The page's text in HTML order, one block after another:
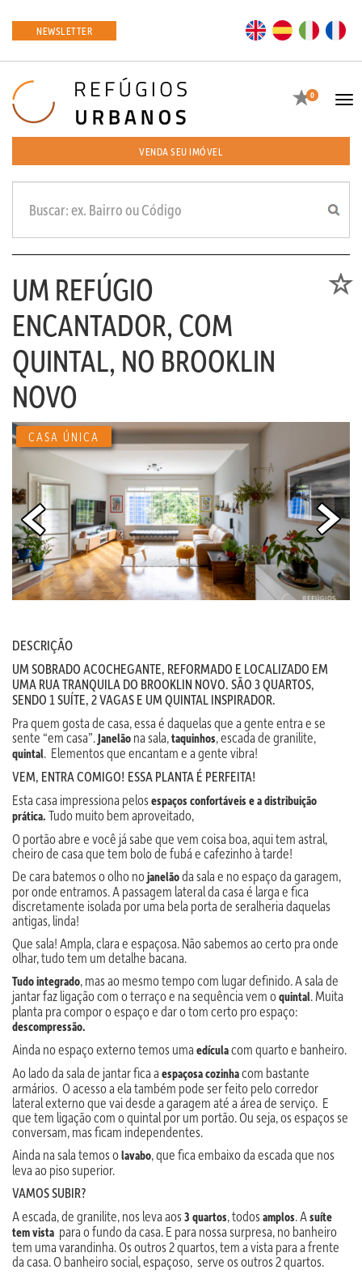
NEWSLETTER EN ES
Favoritos
0
VENDA SEU IMÓVEL
UM REFÚGIO
ENCANTADOR, COM
QUINTAL, NO BROOKLIN
NOVO
CASA ÚNICA
DESCRIÇÃO
UM SOBRADO ACOCHEGANTE, REFORMADO E LOCALIZADO EM
UMA RUA TRANQUILA DO BROOKLIN NOVO. SÃO 3 QUARTOS,
SENDO 1 SUÍTE, 2 VAGAS E UM QUINTAL INSPIRADOR.
Pra quem gosta de casa, essa é daquelas que a gente entra e se
sente “em casa”.Janelão na sala,taquinhos, escada de granilite,
quintal. Elementos que encantam e a gente vibra!
VEM, ENTRA COMIGO! ESSA PLANTA É PERFEITA!
Esta casa impressiona pelosespaços confortáveis e a distribuição
prática. Tudo muito bem aproveitado,
O portão abre e você já sabe que vem coisa boa, aqui tem astral,
cheiro de casa que tem bolo de fubá e cafezinho à tarde!
De cara batemos o olho nojanelãoda sala e no espaço da garagem,
por onde entramos. A passagem lateral da casa é larga e fica
discretamente isolada por uma bela porta de seralheria daquelas
antigas, linda!
Que sala! Ampla, clara e espaçosa. Não sabemos ao certo pra onde
olhar, tudo tem um detalhe bacana.
Tudo integrado, mas ao mesmo tempo com lugar definido. A sala de
jantar faz ligação com o terraço e na sequência vem oquintal. Muita
planta pra compor o espaço e dar o tom certo pro espaço:
descompressão.
Ainda no espaço externo temos uma edículacom quarto e banheiro.
Ao lado da sala de jantar fica a espaçosa cozinhacom bastante
armários. O acesso a ela também pode ser feito pelo corredor
lateral externo que vai desde a garagem até a área de serviço. E
que tem ligação com o quintal por um portão. Ou seja, os espaços se
conversam, mas ficam independentes.
Ainda na sala temos olavabo, que fica embaixo da escada que nos
leva ao piso superior.
VAMOS SUBIR?
A escada, de granilite, nos leva aos3 quartos, todosamplos. Asuíte
tem vista para o fundo da casa. E para nossa surpresa, no banheiro
tem uma varandinha. Os outros 2 quartos, tem a vista para a frente
da casa. O banheiro social, espaçoso, serve os outros 2 quartos.